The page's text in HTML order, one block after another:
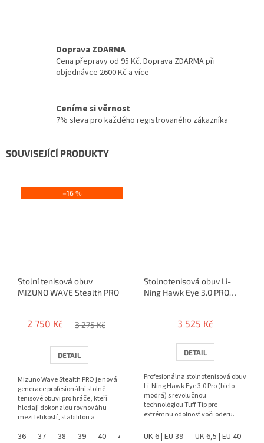
Doprava ZDARMA
Cena přepravy od 95 Kč. Doprava ZDARMA při
objednávce 2600 Kč a více
Ceníme si věrnost
7% sleva pro každého registrovaného zákazníka
SOUVISEJÍCÍ PRODUKTY
–16 %
Stolní tenisová obuv
MIZUNO WAVE Stealth PRO
2 750 Kč 3 275 Kč
DETAIL
Mizuno Wave Stealth PRO je nová
generace profesionální stolně
tenisové obuvi pro hráče, kteří
hledají dokonalou rovnováhu
mezi lehkostí, stabilitou a
36 37 38 39 40 41 42 43 44 45 46
Stolnotenisová obuv Li-
Ning Hawk Eye 3.0 PRO
3 525 Kč
DETAIL
Profesionálna stolnotenisová obuv
Li-Ning Hawk Eye 3.0 Pro (bielo-
modrá) s revolučnou
technológiou Tuff-Tip pre
extrémnu odolnosť voči oderu.
UK 6 | EU 39 UK 6,5 | EU 40